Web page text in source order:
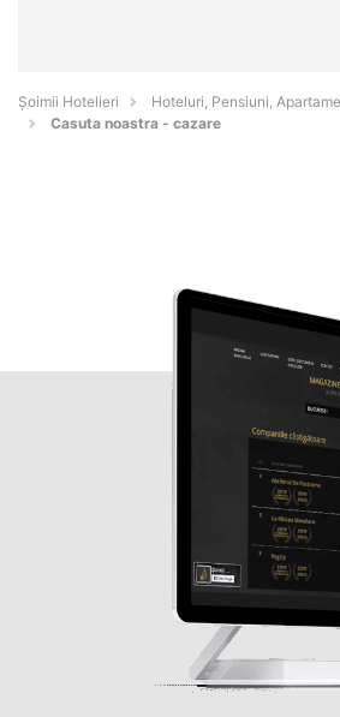
Șoimii Hotelieri
Hoteluri, Pensiuni,
Casuta noastra - cazare